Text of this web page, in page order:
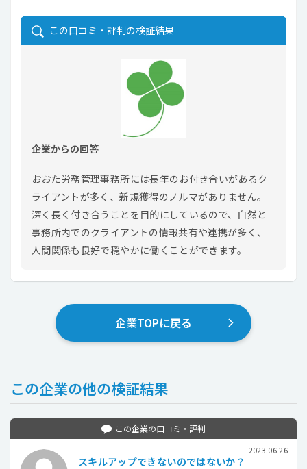
この口コミ・評判の検証結果
企業からの回答
おおた労務管理事務所には長年のお付き合いがあるク
ライアントが多く、新規獲得のノルマがありません。
深く長く付き合うことを目的にしているので、自然と
事務所内でのクライアントの情報共有や連携が多く、
人間関係も良好で穏やかに働くことができます。
企業TOPに戻る
この企業の他の検証結果
この企業の口コミ・評判
2023.06.26
スキルアップできないのではないか？